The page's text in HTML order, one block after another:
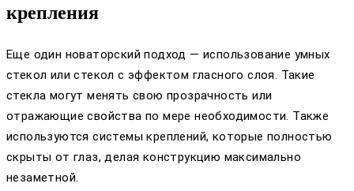
крепления
Еще один новаторский подход — использование умных
стекол или стекол с эффектом гласного слоя. Такие
стекла могут менять свою прозрачность или
отражающие свойства по мере необходимости. Также
используются системы креплений, которые полностью
скрыты от глаз, делая конструкцию максимально
незаметной.